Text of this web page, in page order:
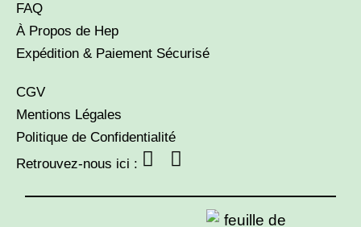
FAQ
À Propos de Hep
Expédition & Paiement Sécurisé
CGV
Mentions Légales
Politique de Confidentialité
Retrouvez-nous ici :